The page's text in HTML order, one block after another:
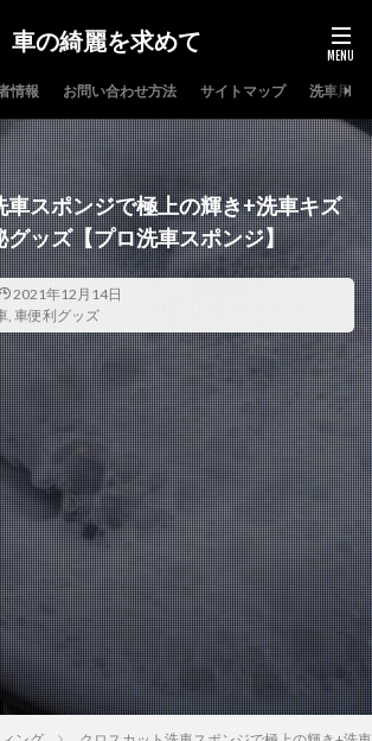
車の綺麗を求めて
情報 お問い合わせ方法 サイトマップ 洗車用品
車スポンジで極上の輝き+洗車キズ
グッズ【プロ洗車スポンジ】
2021年12月14日
, 車便利グッズ
ヘッドライト 洗車 自動車保険
検索